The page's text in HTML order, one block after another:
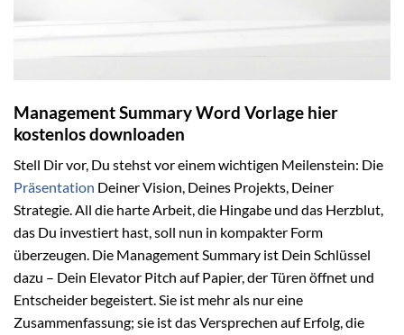
Management Summary Word Vorlage hier
kostenlos downloaden
Stell Dir vor, Du stehst vor einem wichtigen Meilenstein: Die
Präsentation Deiner Vision, Deines Projekts, Deiner
Strategie. All die harte Arbeit, die Hingabe und das Herzblut,
das Du investiert hast, soll nun in kompakter Form
überzeugen. Die Management Summary ist Dein Schlüssel
dazu – Dein Elevator Pitch auf Papier, der Türen öffnet und
Entscheider begeistert. Sie ist mehr als nur eine
Zusammenfassung; sie ist das Versprechen auf Erfolg, die